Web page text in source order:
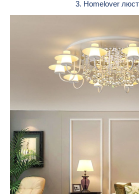
3. Homelover